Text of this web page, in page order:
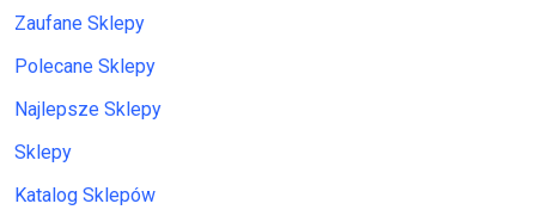
Zaufane Sklepy
Polecane Sklepy
Najlepsze Sklepy
Sklepy
Katalog Sklepów